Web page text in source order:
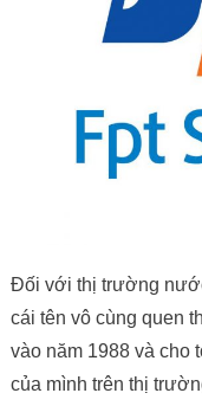
Đối với thị trường
cái tên vô cùng quen
vào năm 1988 và cho
của mình trên thị